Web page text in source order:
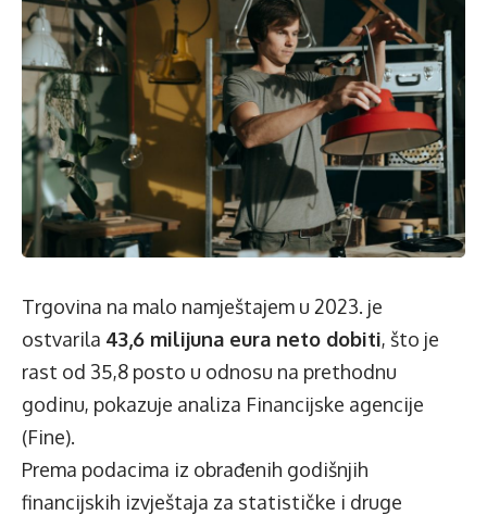
Trgovina na malo namještajem u 2023. je
ostvarila 43,6 milijuna eura neto dobiti, što je
rast od 35,8 posto u odnosu na prethodnu
godinu, pokazuje analiza Financijske agencije
(Fine).
Prema podacima iz obrađenih godišnjih
financijskih izvještaja za statističke i druge